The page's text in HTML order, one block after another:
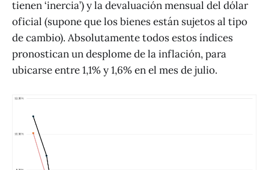
tienen ‘inercia’) y la devaluación mensual del dólar
oficial (supone que los bienes están sujetos al tipo
de cambio). Absolutamente todos estos índices
pronostican un desplome de la inflación, para
ubicarse entre 1,1% y 1,6% en el mes de julio.